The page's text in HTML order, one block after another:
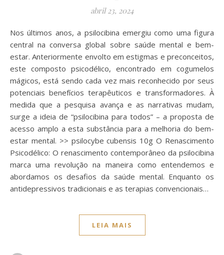
abril 23, 2024
Nos últimos anos, a psilocibina emergiu como uma figura
central na conversa global sobre saúde mental e bem-
estar. Anteriormente envolto em estigmas e preconceitos,
este composto psicodélico, encontrado em cogumelos
mágicos, está sendo cada vez mais reconhecido por seus
potenciais benefícios terapêuticos e transformadores. À
medida que a pesquisa avança e as narrativas mudam,
surge a ideia de “psilocibina para todos” – a proposta de
acesso amplo a esta substância para a melhoria do bem-
estar mental. >> psilocybe cubensis 10g O Renascimento
Psicodélico: O renascimento contemporâneo da psilocibina
marca uma revolução na maneira como entendemos e
abordamos os desafios da saúde mental. Enquanto os
antidepressivos tradicionais e as terapias convencionais…
LEIA MAIS